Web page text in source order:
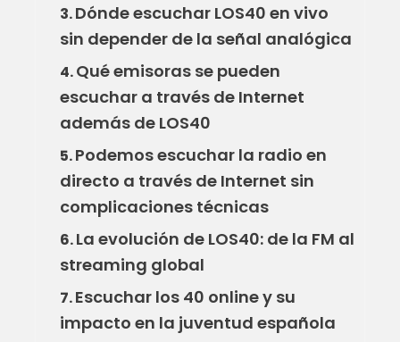
3.Dónde escuchar LOS40 en vivo
sin depender de la señal analógica
4.Qué emisoras se pueden
escuchar a través de Internet
además de LOS40
5.Podemos escuchar la radio en
directo a través de Internet sin
complicaciones técnicas
6.La evolución de LOS40: de la FM al
streaming global
7.Escuchar los 40 online y su
impacto en la juventud española